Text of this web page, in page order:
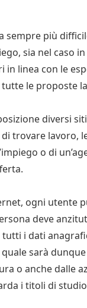
sempre più
sia nel caso
in linea con le
le proposte
diversi
trovare lavoro,
o di
ogni utente
deve
i dati
sarà
o anche dalle
i titoli di